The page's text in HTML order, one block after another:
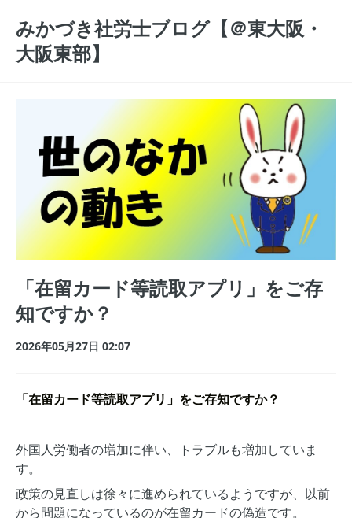
みかづき社労士ブログ【＠東大阪・
大阪東部】
「在留カード等読取アプリ」をご存
知ですか？
2026年05月27日 02:07
「在留カード等読取アプリ」をご存知ですか？
外国人労働者の増加に伴い、トラブルも増加していま
す。
政策の見直しは徐々に進められているようですが、以前
から問題になっているのが在留カードの偽造です。